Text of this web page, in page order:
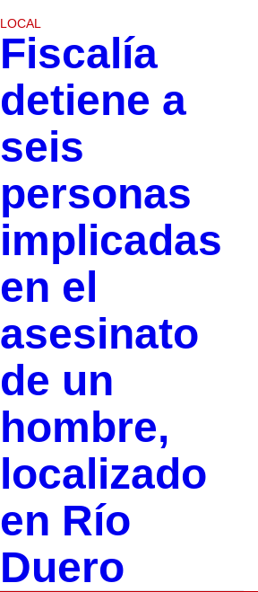
LOCAL
Fiscalía
detiene a
seis
personas
implicadas
en el
asesinato
de un
hombre,
localizado
en Río
Duero